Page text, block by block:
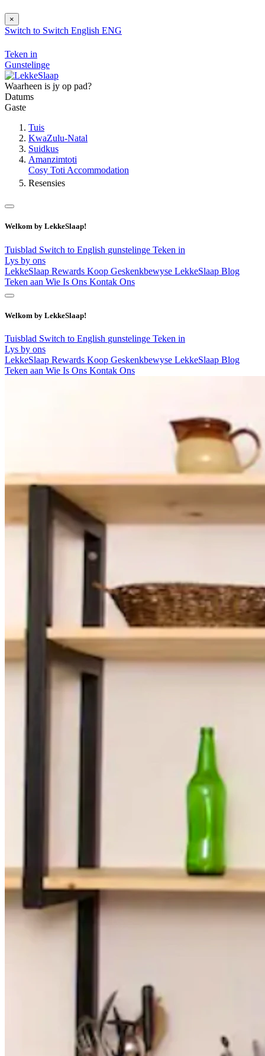
×
Switch to Switch English ENG
Teken in
Gunstelinge
Waarheen is jy op pad?
Datums
Gaste
Tuis
KwaZulu-Natal
Suidkus
Amanzimtoti
Cosy Toti Accommodation
Resensies
Welkom by LekkeSlaap!
Tuisblad Switch to English gunstelinge Teken in
Lys by ons
LekkeSlaap Rewards Koop Geskenkbewyse LekkeSlaap Blog
Teken aan Wie Is Ons Kontak Ons
Welkom by LekkeSlaap!
Tuisblad Switch to English gunstelinge Teken in
Lys by ons
LekkeSlaap Rewards Koop Geskenkbewyse LekkeSlaap Blog
Teken aan Wie Is Ons Kontak Ons